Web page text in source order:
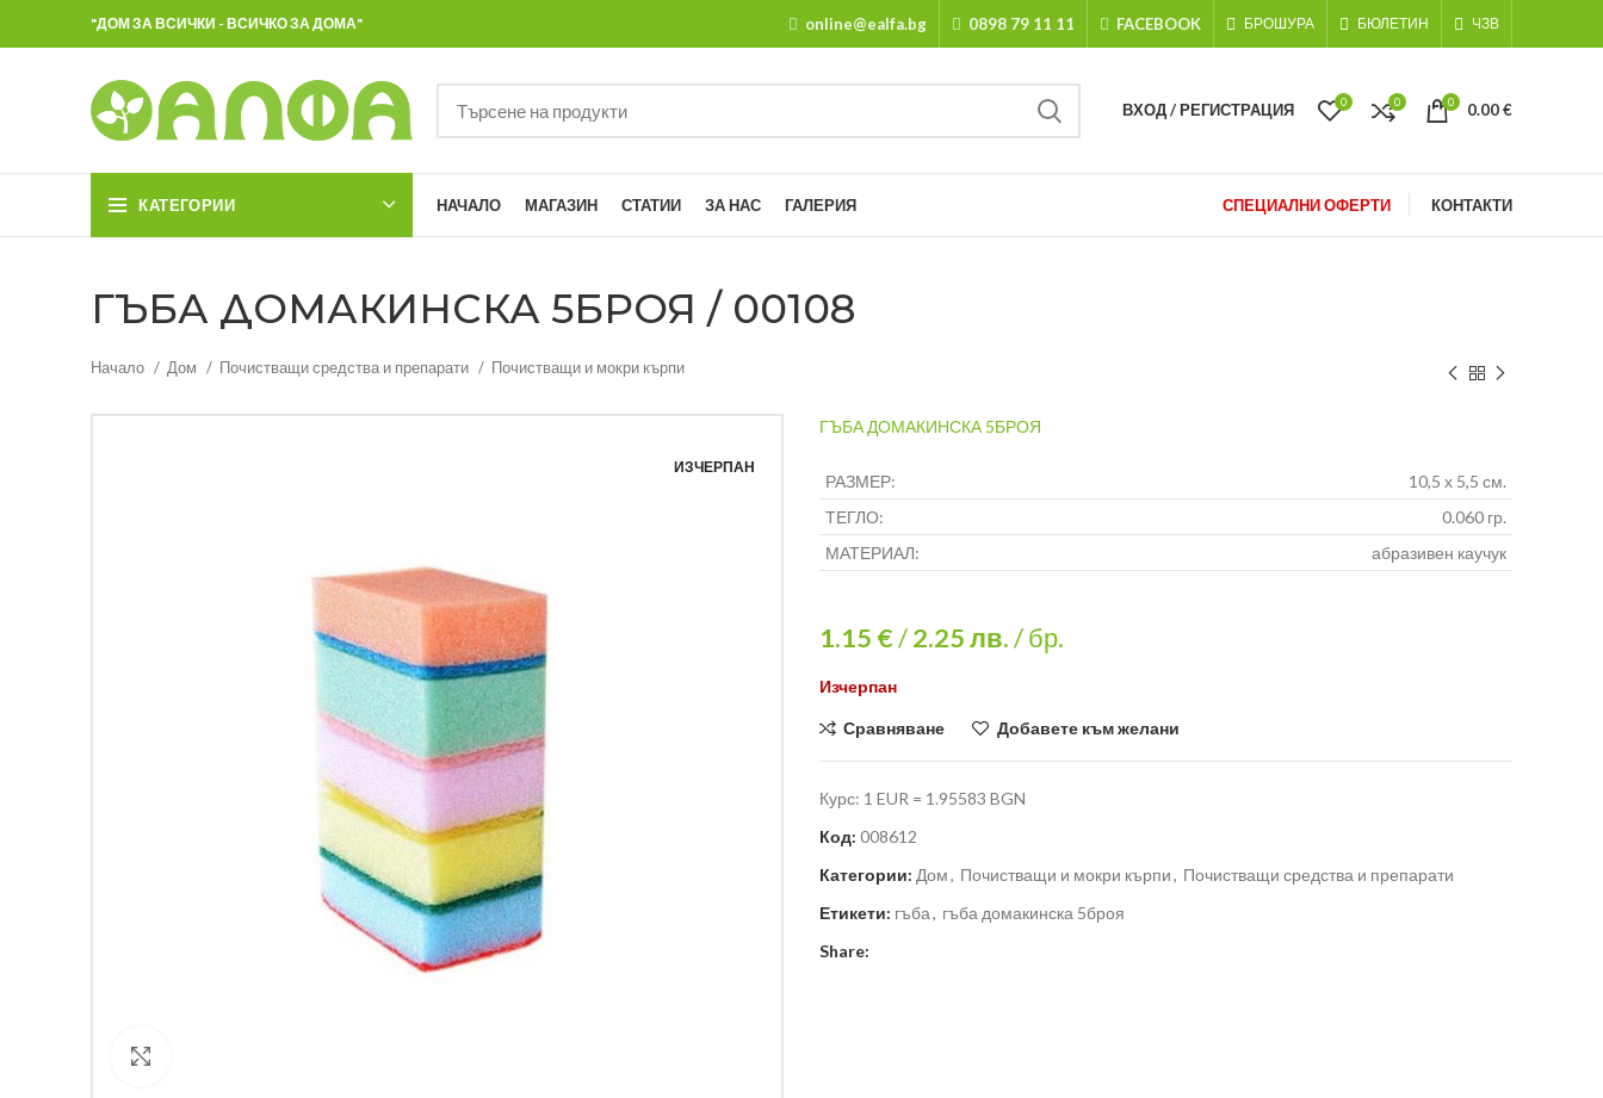
"ДОМ ЗА ВСИЧКИ - ВСИЧКО ЗА ДОМА" online@ealfa.bg 0898 79 11 11 FACEBOOK БРОШУРА БЮЛЕТИН ЧЗВ
ВХОД / РЕГИСТРАЦИЯ 0 0 0 0.00€
КАТЕГОРИИ НАЧАЛО МАГАЗИН СТАТИИ ЗА НАС ГАЛЕРИЯ СПЕЦИАЛНИ ОФЕРТИ КОНТАКТИ
ГЪБА ДОМАКИНСКА 5БРОЯ / 00108
Начало Дом Почистващи средства и препарати Почистващи и мокри кърпи
ИЗЧЕРПАН
ГЪБА ДОМАКИНСКА 5БРОЯ
РАЗМЕР:
10,5 х 5,5 см.
ТЕГЛО:
0.060 гр.
МАТЕРИАЛ:
абразивен каучук
1.15 €/2.25лв./ бр.
Изчерпан
Сравняване Добавете към желани
Курс: 1 EUR = 1.95583 BGN
Код: 008612
Категории: Дом, Почистващи и мокри кърпи, Почистващи средства и препарати
Етикети: гъба, гъба домакинска 5броя
Share: